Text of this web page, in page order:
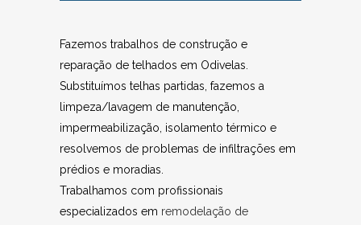
Fazemos trabalhos de construção e
reparação de telhados em Odivelas.
Substituímos telhas partidas, fazemos a
limpeza/lavagem de manutenção,
impermeabilização, isolamento térmico e
resolvemos de problemas de infiltrações em
prédios e moradias.
Trabalhamos com profissionais
especializados em remodelação de